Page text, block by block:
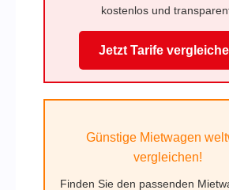
kostenlos und
Jetzt Tarife
Günstige Mietwagen
vergleichen!
Finden Sie den passenden